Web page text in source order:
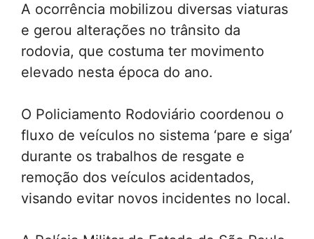
A ocorrência mobilizou diversas viaturas
e gerou alterações no trânsito da
rodovia, que costuma ter movimento
elevado nesta época do ano.
O Policiamento Rodoviário coordenou o
fluxo de veículos no sistema ‘pare e siga’
durante os trabalhos de resgate e
remoção dos veículos acidentados,
visando evitar novos incidentes no local.